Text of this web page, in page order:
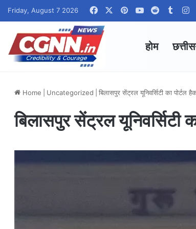
Friday, August 7 2026 FacebookPinterestYouTubeReddit
होम
Home Uncategorized बिलासपुर सेंट्रल यूनिवर्सिटी का पोर्टल
बिलासपुर सेंट्रल यूनिवर्सिटी